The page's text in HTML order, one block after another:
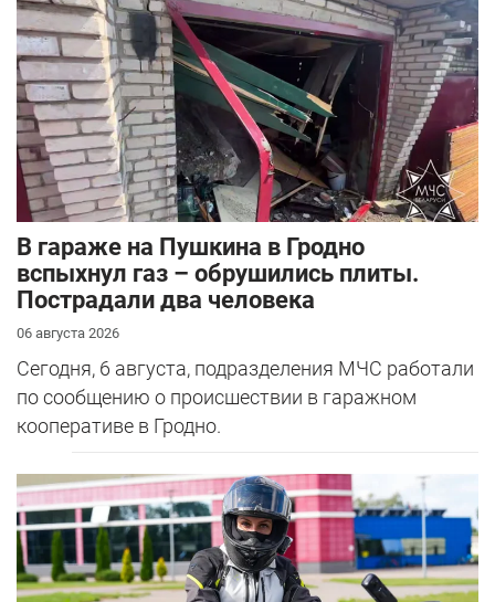
В гараже на Пушкина в Гродно
вспыхнул газ – обрушились плиты.
Пострадали два человека
06 августа 2026
Сегодня, 6 августа, подразделения МЧС работали
по сообщению о происшествии в гаражном
кооперативе в Гродно.